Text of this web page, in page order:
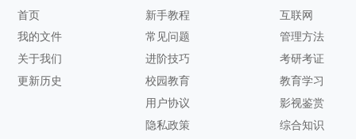
首页
我的文件
关于我们
更新历史
新手教程
常见问题
进阶技巧
校园教育
用户协议
隐私政策
互联网
管理方法
考研考证
教育学习
影视鉴赏
综合知识